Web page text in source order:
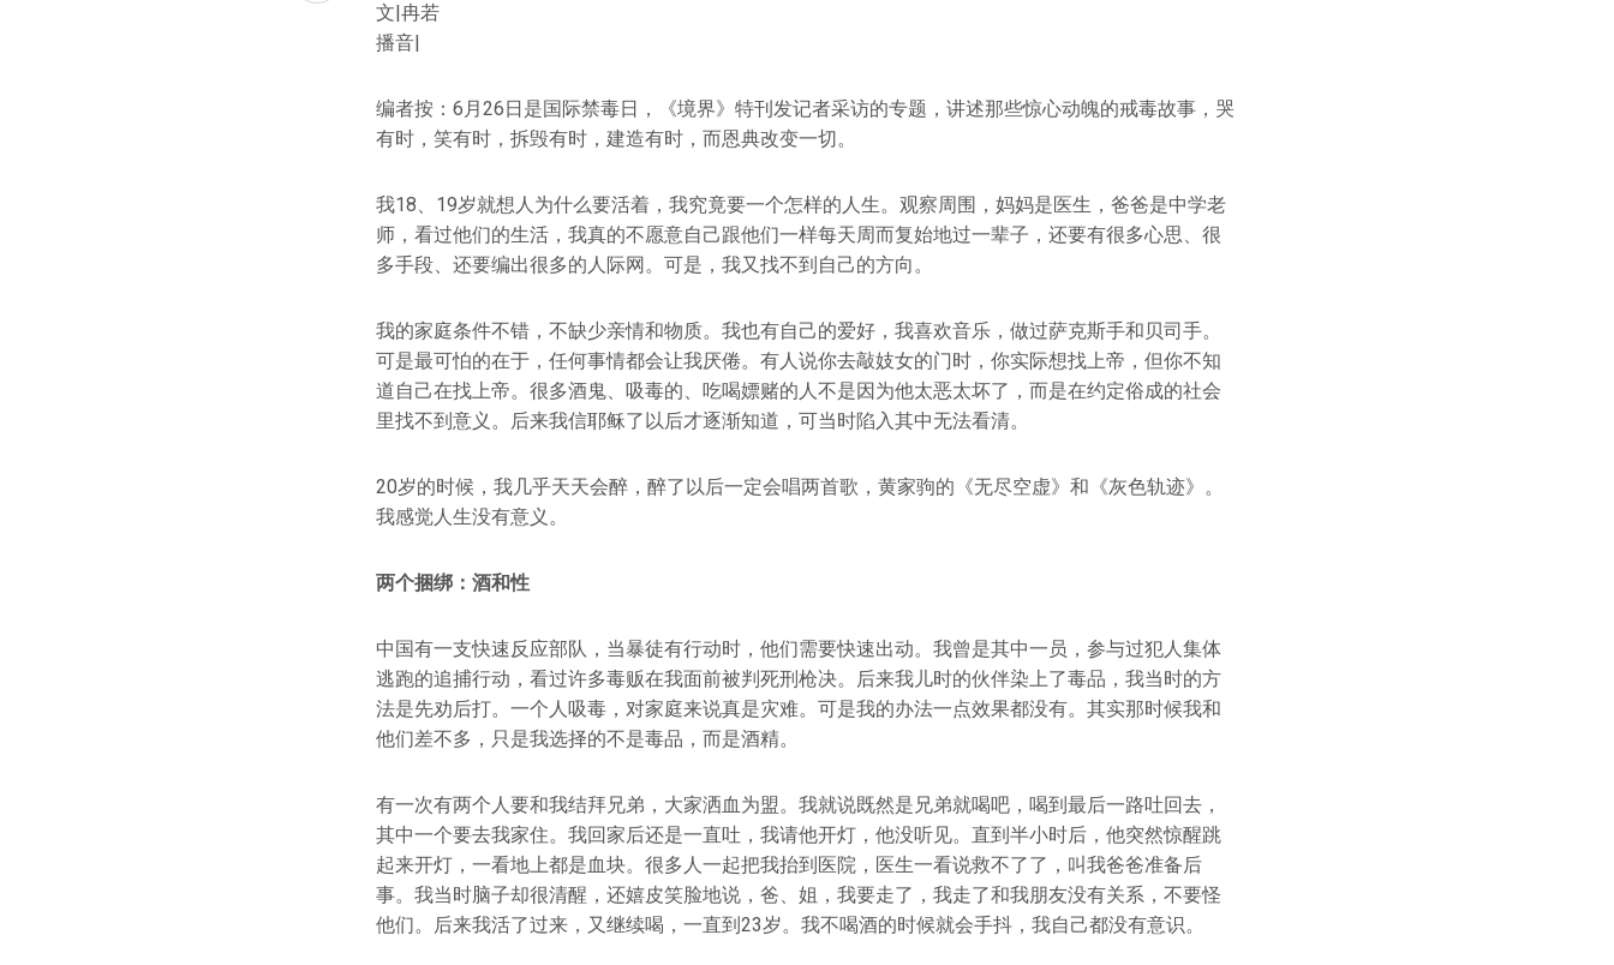
文|冉若
播音|
编者按：6月26日是国际禁毒日，《境界》特刊发记者采访的专题，讲述那些惊心动魄的戒毒故事，哭
有时，笑有时，拆毁有时，建造有时，而恩典改变一切。
我18、19岁就想人为什么要活着，我究竟要一个怎样的人生。观察周围，妈妈是医生，爸爸是中学老
师，看过他们的生活，我真的不愿意自己跟他们一样每天周而复始地过一辈子，还要有很多心思、很
多手段、还要编出很多的人际网。可是，我又找不到自己的方向。
我的家庭条件不错，不缺少亲情和物质。我也有自己的爱好，我喜欢音乐，做过萨克斯手和贝司手。
可是最可怕的在于，任何事情都会让我厌倦。有人说你去敲妓女的门时，你实际想找上帝，但你不知
道自己在找上帝。很多酒鬼、吸毒的、吃喝嫖赌的人不是因为他太恶太坏了，而是在约定俗成的社会
里找不到意义。后来我信耶稣了以后才逐渐知道，可当时陷入其中无法看清。
20岁的时候，我几乎天天会醉，醉了以后一定会唱两首歌，黄家驹的《无尽空虚》和《灰色轨迹》。
我感觉人生没有意义。
两个捆绑：酒和性
中国有一支快速反应部队，当暴徒有行动时，他们需要快速出动。我曾是其中一员，参与过犯人集体
逃跑的追捕行动，看过许多毒贩在我面前被判死刑枪决。后来我儿时的伙伴染上了毒品，我当时的方
法是先劝后打。一个人吸毒，对家庭来说真是灾难。可是我的办法一点效果都没有。其实那时候我和
他们差不多，只是我选择的不是毒品，而是酒精。
有一次有两个人要和我结拜兄弟，大家洒血为盟。我就说既然是兄弟就喝吧，喝到最后一路吐回去，
其中一个要去我家住。我回家后还是一直吐，我请他开灯，他没听见。直到半小时后，他突然惊醒跳
起来开灯，一看地上都是血块。很多人一起把我抬到医院，医生一看说救不了了，叫我爸爸准备后
事。我当时脑子却很清醒，还嬉皮笑脸地说，爸、姐，我要走了，我走了和我朋友没有关系，不要怪
他们。后来我活了过来，又继续喝，一直到23岁。我不喝酒的时候就会手抖，我自己都没有意识。